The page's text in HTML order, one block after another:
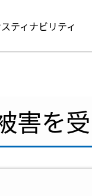
ティナビリティ
害を